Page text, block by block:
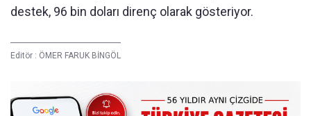
destek, 96 bin doları direnç olarak gösteriyor.
Editör : ÖMER FARUK BİNGÖL